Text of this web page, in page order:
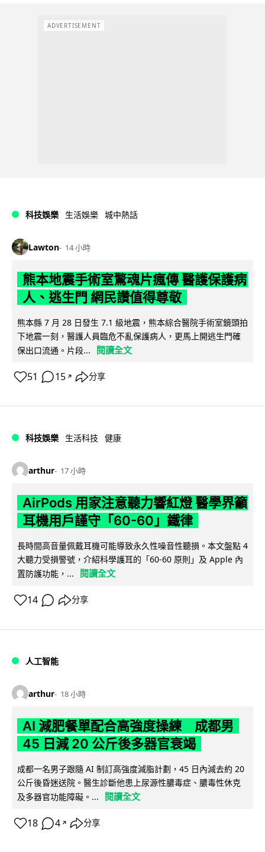
ADVERTISEMENT
科技娛樂 生活娛樂 城中熱話
Lawton 14 小時
熊本地震手術室驚魂片瘋傳 醫護保護病
人、逃生門 網民讚值得尊敬
熊本縣 7 月 28 日發生 7.1 級地震，熊本綜合醫院手術室鏡頭拍
下地震一刻，醫護人員臨危不亂保護病人，更馬上開逃生門確
保出口流通。片段...
閱讀全文
51 15 ↗ 分享
科技娛樂 生活科技 健康
arthur 17 小時
AirPods 用家注意聽力響紅燈 醫學界籲
耳機用戶謹守「60-60」鐵律
長時間高音量佩戴耳機可能導致永久性噪音性聽損。本文盤點 4
大聽力受損警號，介紹科學護耳的「60-60 原則」及 Apple 內
置防護功能，...
閱讀全文
14 分享
人工智能
arthur 18 小時
AI 減肥餐單配合高強度操練 成都男
45 日減 20 公斤後多器官衰竭
成都一名男子跟隨 AI 制訂高強度減脂計劃，45 日內減去約 20
公斤後昏迷送院。醫生診斷他患上尿源性膿毒症、膿毒性休克
及多器官功能障礙。...
閱讀全文
18 4 ↗ 分享